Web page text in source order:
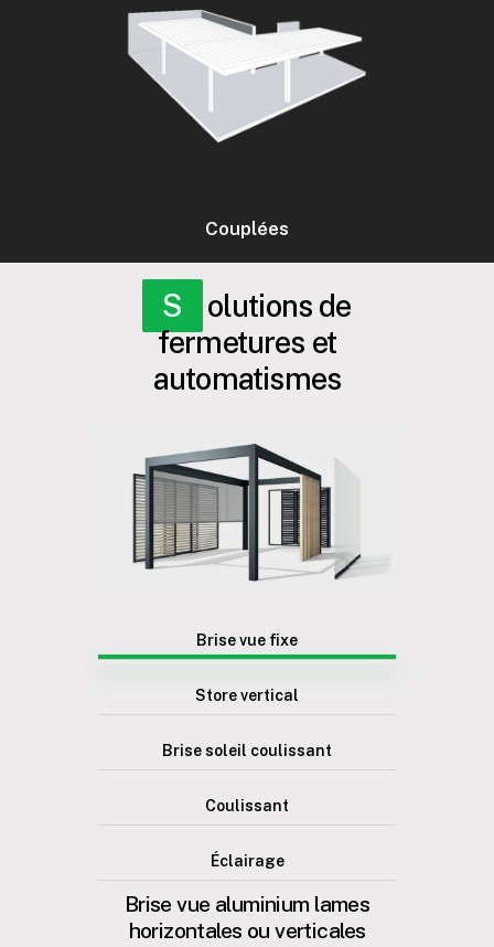
Couplées
Solutions de
fermetures et
automatismes
Brise vue fixe
Store vertical
Brise soleil coulissant
Coulissant
Éclairage
Brise vue aluminium lames
horizontales ou verticales